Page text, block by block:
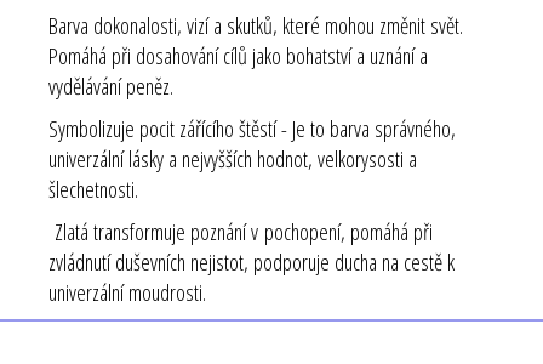
Barva dokonalosti, vizí a skutků, které mohou změnit svět.
Pomáhá při dosahování cílů jako bohatství a uznání a
vydělávání peněz.
Symbolizuje pocit zářícího štěstí - Je to barva správného,
univerzální lásky a nejvyšších hodnot, velkorysosti a
šlechetnosti.
Zlatá transformuje poznání v pochopení, pomáhá při
zvládnutí duševních nejistot, podporuje ducha na cestě k
univerzální moudrosti.